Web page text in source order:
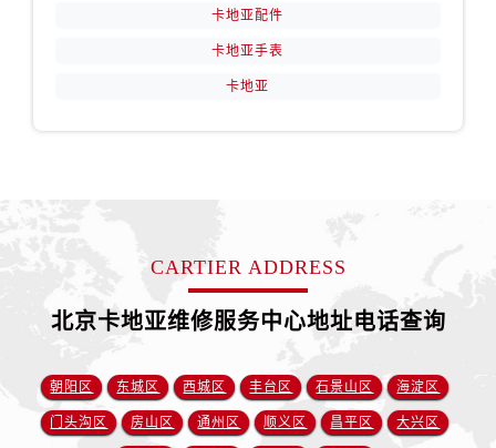
卡地亚配件
卡地亚手表
卡地亚
CARTIER ADDRESS
北京卡地亚维修服务中心地址电话查询
朝阳区 东城区 西城区 丰台区 石景山区 海淀区
门头沟区 房山区 通州区 顺义区 昌平区 大兴区